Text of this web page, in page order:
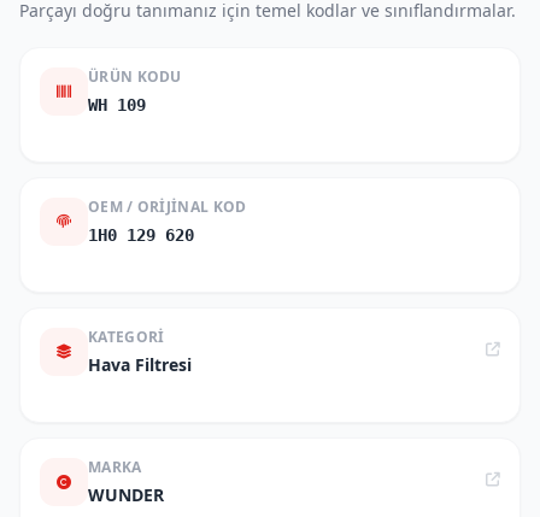
Parçayı doğru tanımanız için temel kodlar ve sınıflandırmalar.
ÜRÜN KODU
WH 109
OEM / ORIJINAL KOD
1H0 129 620
KATEGORI
Hava Filtresi
MARKA
WUNDER